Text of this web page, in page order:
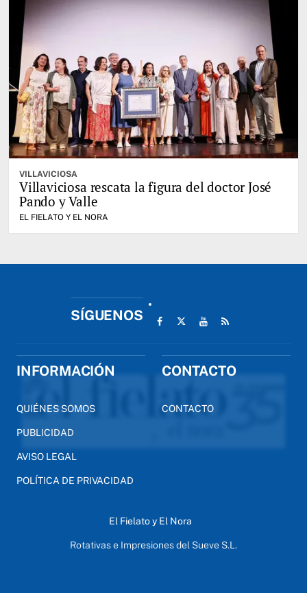
VILLAVICIOSA
Villaviciosa rescata la figura del doctor José
Pando y Valle
EL FIELATO Y EL NORA
SÍGUENOS
INFORMACIÓN
QUIÉNES SOMOS
PUBLICIDAD
AVISO LEGAL
POLÍTICA DE PRIVACIDAD
CONTACTO
CONTACTO
El Fielato y El Nora
Rotativas e Impresiones del Sueve S.L.